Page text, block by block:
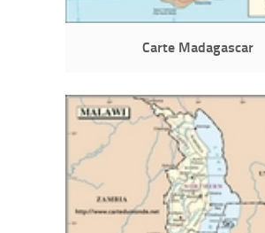
Carte Madagascar